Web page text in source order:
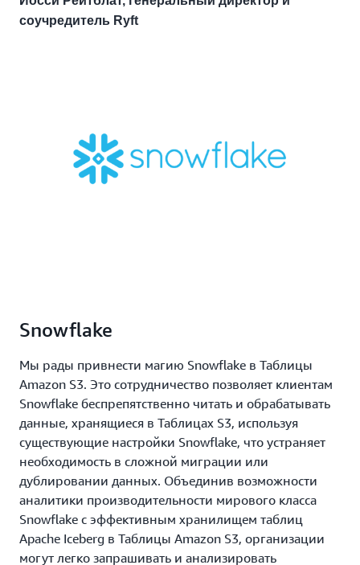
соучредитель Ryft
Snowflake
Мы рады привнести магию Snowflake в Таблицы
Amazon S3. Это сотрудничество позволяет клиентам
Snowflake беспрепятственно читать и обрабатывать
данные, хранящиеся в Таблицах S3, используя
существующие настройки Snowflake, что устраняет
необходимость в сложной миграции или
дублировании данных. Объединив возможности
аналитики производительности мирового класса
Snowflake с эффективным хранилищем таблиц
Apache Iceberg в Таблицы Amazon S3, организации
могут легко запрашивать и анализировать